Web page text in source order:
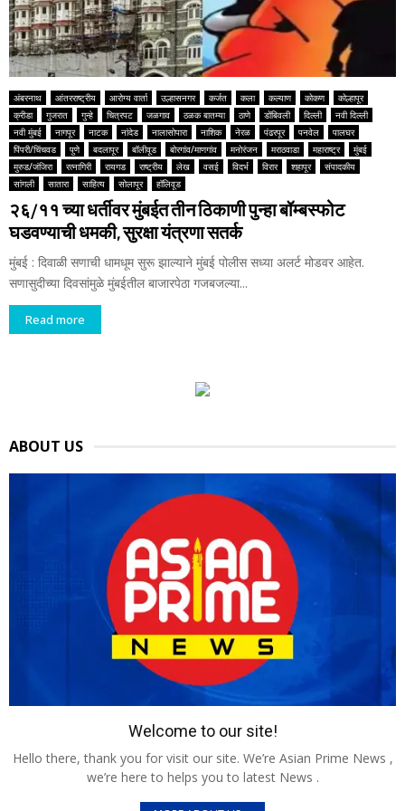
अंबरनाथ आंतरराष्ट्रीय आरोग्य वार्ता उल्हासनगर कर्जत कला कल्याण कोकण
कोल्हापूर
क्रीडा
गुजरात गुन्हे चित्रपट जळगाव ठळक बातम्या ठाणे डोंबिवली दिल्ली
नवी दिल्ली
नवी मुंबई
नागपूर नाटक नांदेड नालासोपारा नाशिक नेरळ पंढरपूर पनवेल
पालघर
पिंपरी/चिंचवड
पुणे बदलापूर बॉलीवूड बोरगांव/माणगांव मनोरंजन मराठवाडा महाराष्ट्र
मुंबई
मुरुड/जंजिरा
रत्नागिरी रायगड राष्ट्रीय लेख वसई विदर्भ विरार शहापूर
संपादकीय
सांगली
सातारा साहित्य सोलापूर हॉलिवूड
२६/११ च्या धर्तीवर मुंबईत तीन ठिकाणी पुन्हा बॉम्बस्फोट
घडवण्याची धमकी, सुरक्षा यंत्रणा सतर्क
मुंबई : दिवाळी सणाची धामधूम सुरू झाल्याने मुंबई पोलीस सध्या अलर्ट मोडवर आहेत.
सणासुदीच्या दिवसांमुळे मुंबईतील बाजारपेठा गजबजल्या...
Read more
ABOUT US
Welcome to our site!
Hello there, thank you for visit our site. We’re Asian Prime News ,
we’re here to helps you to latest News .